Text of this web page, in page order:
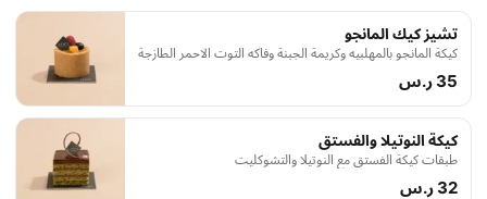
تشيز كيك المانجو
كيكة المانجو بالمهلبيه وكريمة الجبنة وفاكه التوت الاحمر الطازجة
35 ر.س
كيكة النوتيلا والفستق
طبقات كيكة الفستق مع النوتيلا والتشوكليت
32 ر.س